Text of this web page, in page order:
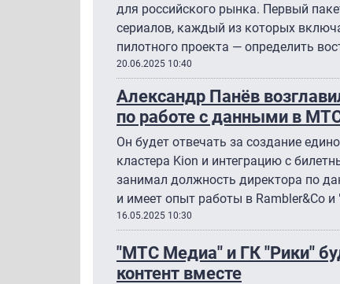
для российского рынка. Первый
сериалов, каждый из которых
пилотного проекта — определить
20.06.2025 10:40
Александр Панёв
по работе с данными в
Он будет отвечать за создание
кластера Kion и интеграцию с
занимал должность директора по
и имеет опыт работы в Rambler&Co
16.05.2025 10:30
"МТС Медиа" и ГК "Рики"
контент вместе